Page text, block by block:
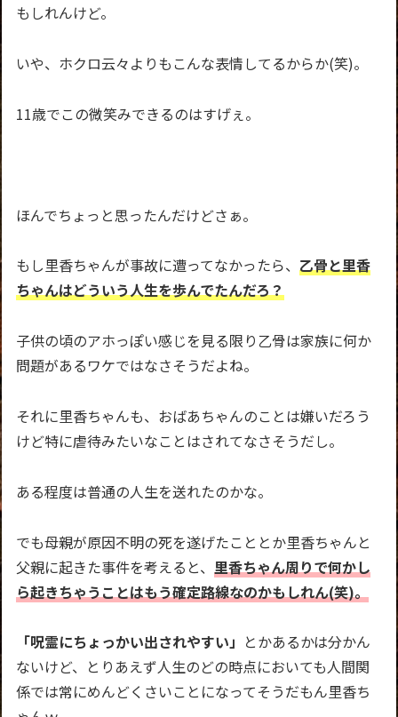
もしれんけど。
いや、ホクロ云々よりもこんな表情してるからか(笑)。
11歳でこの微笑みできるのはすげぇ。
ほんでちょっと思ったんだけどさぁ。
もし里香ちゃんが事故に遭ってなかったら、乙骨と里香
ちゃんはどういう人生を歩んでたんだろ？
子供の頃のアホっぽい感じを見る限り乙骨は家族に何か
問題があるワケではなさそうだよね。
それに里香ちゃんも、おばあちゃんのことは嫌いだろう
けど特に虐待みたいなことはされてなさそうだし。
ある程度は普通の人生を送れたのかな。
でも母親が原因不明の死を遂げたこととか里香ちゃんと
父親に起きた事件を考えると、 里香ちゃん周りで何かし
ら起きちゃうことはもう確定路線なのかもしれん(笑)。
「呪霊にちょっかい出されやすい」 とかあるかは分かん
ないけど、とりあえず人生のどの時点においても人間関
係では常にめんどくさいことになってそうだもん里香ち